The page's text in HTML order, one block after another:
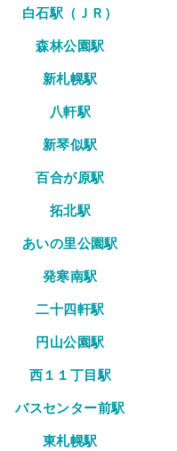
白石駅（ＪＲ）
森林公園駅
新札幌駅
八軒駅
新琴似駅
百合が原駅
拓北駅
あいの里公園駅
発寒南駅
二十四軒駅
円山公園駅
西１１丁目駅
バスセンター前駅
東札幌駅